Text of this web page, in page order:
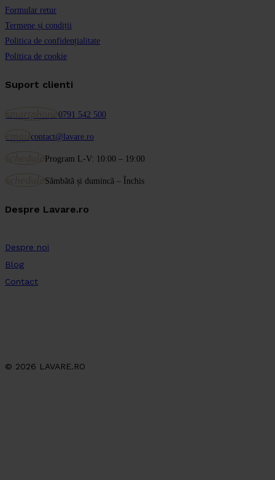
Formular retur
Termene și condiții
Politica de confidențialitate
Politica de cookie
Suport clienti
0791 542 500
contact@lavare.ro
Program L-V: 10:00 – 19:00
Sâmbătă și dumincă – Închis
Despre Lavare.ro
Despre noi
Blog
Contact
© 2026 LAVARE.RO